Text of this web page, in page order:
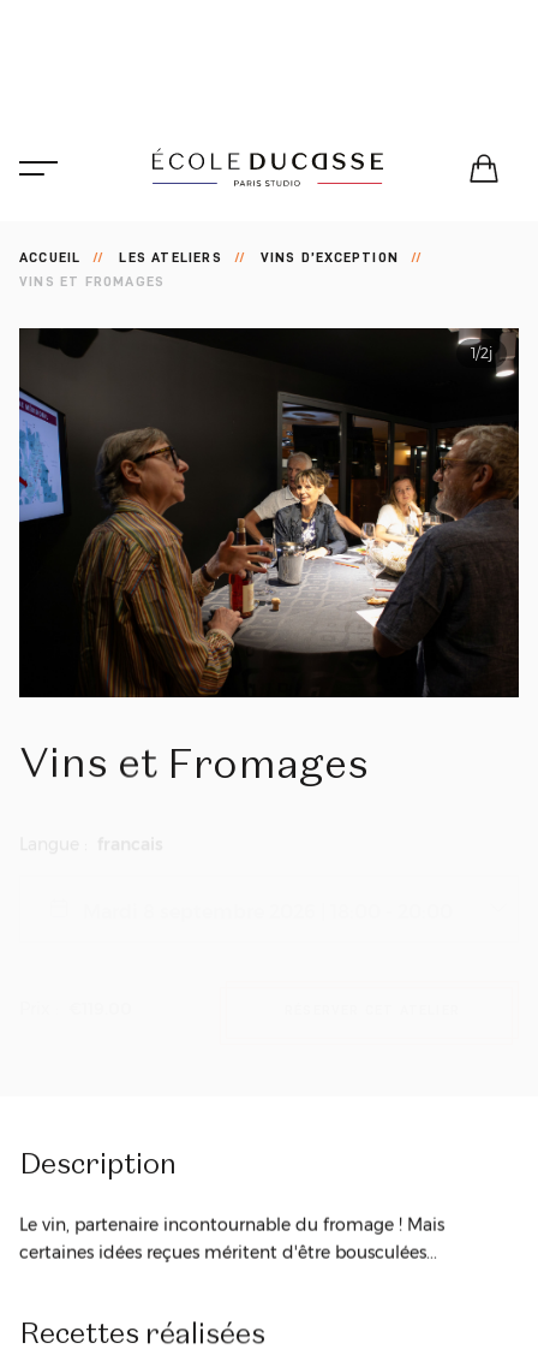
ACCUEIL LES ATELIERS
VINS D’EXCEPTION
VINS ET FROMAGES
1/2j
Vins et Fromages
Description
Le vin, partenaire incontournable du fromage ! Mais
certaines idées reçues méritent d'être bousculées...
Recettes réalisées